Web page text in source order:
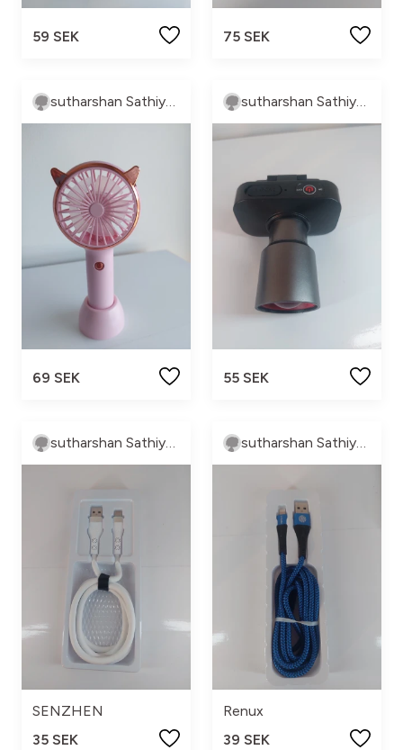
59 SEK 75 SEK
sutharshan Sathiyaseelan
69 SEK
sutharshan Sathiyaseelan
55 SEK
SENZHEN
35 SEK
Renux
39 SEK